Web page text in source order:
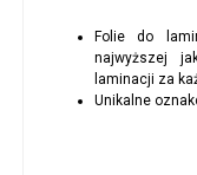
Folie do
najwyższej
laminacji za
Unikalne